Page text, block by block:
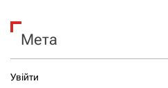
Мета
Увійти